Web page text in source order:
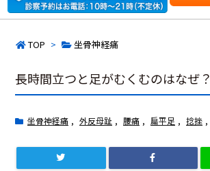
TOP > 坐骨神経痛
長時間立つと足がむくむのはなぜ？
坐骨神経痛 , 外反母趾 , 腰痛 , 扁平足 , 捻挫 ,